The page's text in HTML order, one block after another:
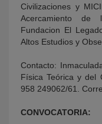
Civilizaciones y
Acercamiento de
Fundacion El
Altos Estudios y
Contacto:
Física Teórica y del
958 249062/61.
CONVOCATORIA: